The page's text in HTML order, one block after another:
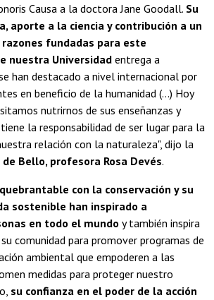
Causa a la doctora Jane Goodall. Su
aporte a la ciencia y contribución a un
fundadas para este
nuestra Universidad entrega a
han destacado a nivel internacional por
en beneficio de la humanidad (...) Hoy
nutrirnos de sus enseñanzas y
la responsabilidad de ser lugar para la
relación con la naturaleza", dijo la
Bello, profesora Rosa Devés.
con la conservación y su
sostenible han inspirado a
en todo el mundo y también inspira
comunidad para promover programas de
ambiental que empoderen a las
medidas para proteger nuestro
su confianza en el poder de la acción